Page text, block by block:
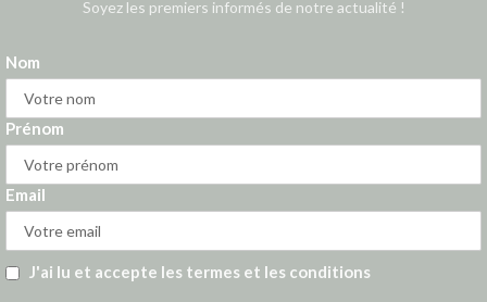
Soyez les premiers informés de notre actualité !
Nom
Prénom
Email
J'ai lu et accepte les termes et les conditions